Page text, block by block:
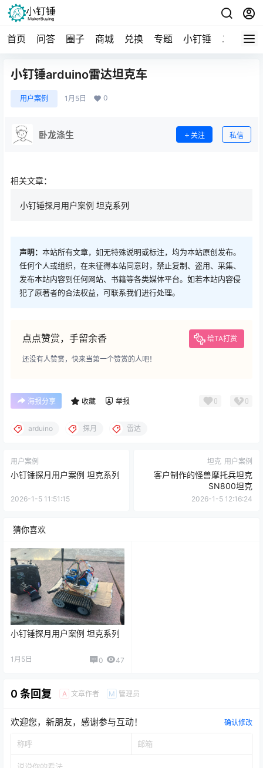
首页 问答 圈子 商城 兑换 专题 小钉锤 二手 导
小钉锤arduino雷达坦克车
用户案例 1月5日 0
卧龙涤生 关注 私信
相关文章：
小钉锤探月用户案例 坦克系列
声明： 本站所有文章，如无特殊说明或标注，均为本站原创发布。
任何个人或组织，在未征得本站同意时，禁止复制、盗用、采集、
发布本站内容到任何网站、书籍等各类媒体平台。如若本站内容侵
犯了原著者的合法权益，可联系我们进行处理。
点点赞赏，手留余香 给TA打赏
还没有人赞赏，快来当第一个赞赏的人吧！
海报分享 收藏 举报 0 0
arduino 探月 雷达
用户案例
小钉锤探月用户案例 坦克系列
2026-1-5 11:51:15
坦克 用户案例
客户制作的怪兽摩托兵坦克
SN800坦克
2026-1-5 12:16:24
猜你喜欢
小钉锤探月用户案例 坦克系列
1月5日 0 47
0 条回复 A 文章作者 M 管理员
欢迎您，新朋友，感谢参与互动！ 确认修改